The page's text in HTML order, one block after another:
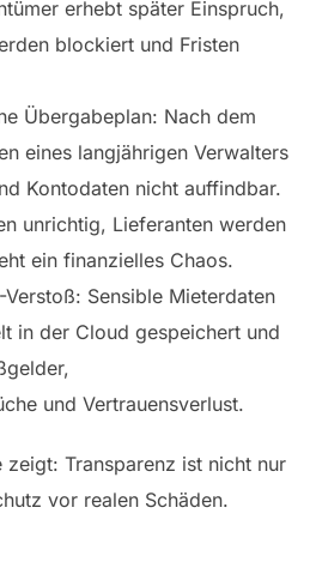
erhebt später Einspruch,
blockiert und Fristen
Übergabeplan: Nach dem
eines langjährigen Verwalters
Kontodaten nicht auffindbar.
unrichtig, Lieferanten werden
ein finanzielles Chaos.
Verstoß: Sensible Mieterdaten
in der Cloud gespeichert und
und Vertrauensverlust.
zeigt: Transparenz ist nicht nur
vor realen Schäden.